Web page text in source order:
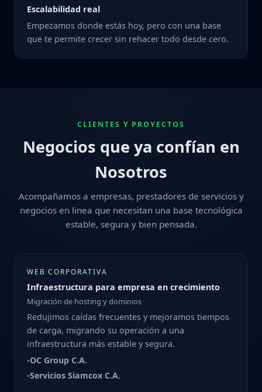
Escalabilidad real
Empezamos donde estás hoy, pero con una base
que te permite crecer sin rehacer todo desde cero.
CLIENTES Y PROYECTOS
Negocios que ya confían en
Nosotros
Acompañamos a empresas, prestadores de servicios y
negocios en linea que necesitan una base tecnológica
estable, segura y bien pensada.
WEB CORPORATIVA
Infraestructura para empresa en crecimiento
Migración de hosting y dominios
Redujimos caídas frecuentes y mejoramos tiempos
de carga, migrando su operación a una
infraestructura más estable y segura.
•OC Group C.A.
•Servicios Siamcox C.A.